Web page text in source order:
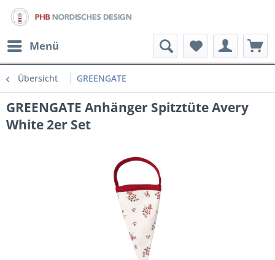
Menü
Übersicht GREENGATE
GREENGATE Anhänger Spitztüte Avery
White 2er Set